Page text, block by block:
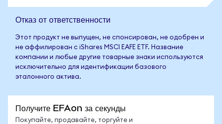
Отказ от ответственности
Этот продукт не выпущен, не спонсирован, не одобрен и
не аффилирован с iShares MSCI EAFE ETF. Название
компании и любые другие товарные знаки используются
исключительно для идентификации базового
эталонного актива.
Получите EFAon за секунды
Покупайте, продавайте, торгуйте и